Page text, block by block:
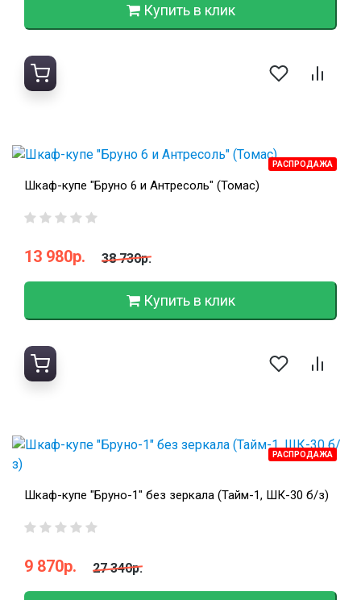
Купить в клик
РАСПРОДАЖА
Шкаф-купе "Бруно 6 и Антресоль" (Томас)
13 980р. 38 730р.
Купить в клик
РАСПРОДАЖА
Шкаф-купе "Бруно-1" без зеркала (Тайм-1, ШК-30 б/з)
9 870р. 27 340р.